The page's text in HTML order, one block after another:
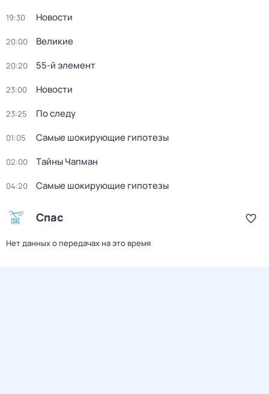
19:30 Новости
20:00 Великие
20:20 55-й элемент
23:00 Новости
23:25 По следу
01:05 Самые шoкиpующие гипотезы
02:00 Тaйны Чапман
04:20 Самые шoкиpующие гипотезы
Спас
Нет данных о передачах на это время